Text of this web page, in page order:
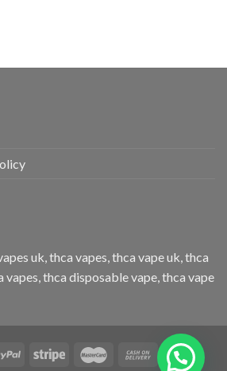
uk,thca vapes,thca vape uk,thca
vapes,thca disposable vape,thca vape